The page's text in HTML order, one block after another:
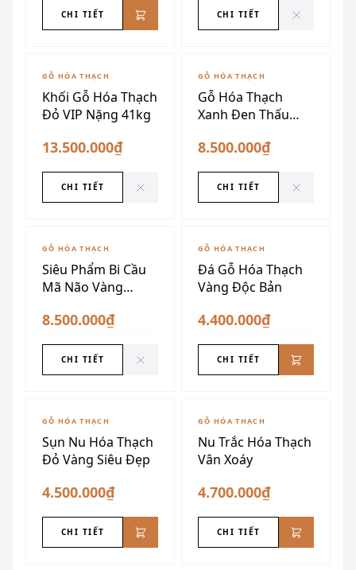
CHI TIẾT CHI TIẾT
ĐÃ SƯU TẦM
GỖ HÓA THẠCH
Khối Gỗ Hóa Thạch
Đỏ VIP Nặng 41kg
13.500.000₫
CHI TIẾT
ĐÃ SƯU TẦM
GỖ HÓA THẠCH
Gỗ Hóa Thạch
Xanh Đen Thấu
8.500.000₫
CHI TIẾT
ĐÃ SƯU TẦM
GỖ HÓA THẠCH
Siêu Phẩm Bi Cầu
Mã Não Vàng
8.500.000₫
CHI TIẾT
GỖ HÓA THẠCH
Đá Gỗ Hóa Thạch
Vàng Độc Bản
4.400.000₫
CHI TIẾT
GỖ HÓA THẠCH
Sụn Nu Hóa Thạch
Đỏ Vàng Siêu Đẹp
4.500.000₫
CHI TIẾT
GỖ HÓA THẠCH
Nu Trắc Hóa Thạch
Vân Xoáy
4.700.000₫
CHI TIẾT